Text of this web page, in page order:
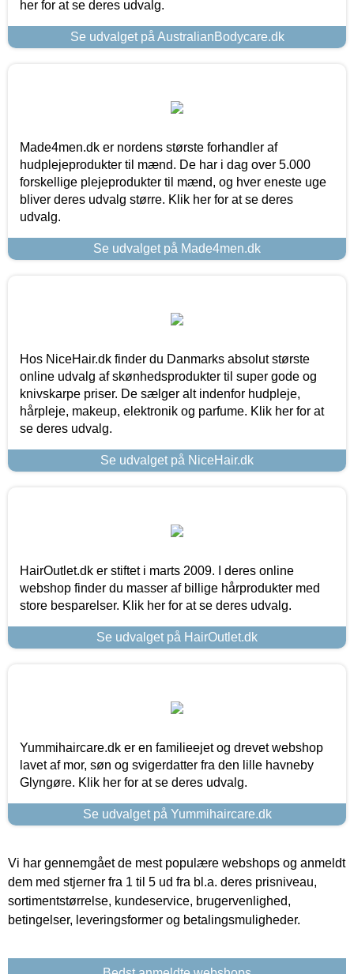
her for at se deres udvalg.
Se udvalget på AustralianBodycare.dk
Made4men.dk er nordens største forhandler af
hudplejeprodukter til mænd. De har i dag over 5.000
forskellige plejeprodukter til mænd, og hver eneste uge
bliver deres udvalg større. Klik her for at se deres
udvalg.
Se udvalget på Made4men.dk
Hos NiceHair.dk finder du Danmarks absolut største
online udvalg af skønhedsprodukter til super gode og
knivskarpe priser. De sælger alt indenfor hudpleje,
hårpleje, makeup, elektronik og parfume. Klik her for at
se deres udvalg.
Se udvalget på NiceHair.dk
HairOutlet.dk er stiftet i marts 2009. I deres online
webshop finder du masser af billige hårprodukter med
store besparelser. Klik her for at se deres udvalg.
Se udvalget på HairOutlet.dk
Yummihaircare.dk er en familieejet og drevet webshop
lavet af mor, søn og svigerdatter fra den lille havneby
Glyngøre. Klik her for at se deres udvalg.
Se udvalget på Yummihaircare.dk
Vi har gennemgået de mest populære webshops og anmeldt
dem med stjerner fra 1 til 5 ud fra bl.a. deres prisniveau,
sortimentstørrelse, kundeservice, brugervenlighed,
betingelser, leveringsformer og betalingsmuligheder.